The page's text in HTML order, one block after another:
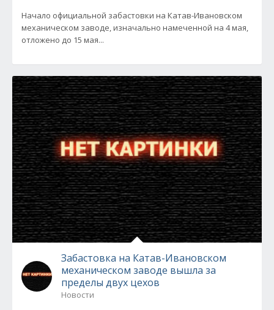
Начало официальной забастовки на Катав-Ивановском
механическом заводе, изначально намеченной на 4 мая,
отложено до 15 мая...
Забастовка на Катав-Ивановском
механическом заводе вышла за
пределы двух цехов
Новости